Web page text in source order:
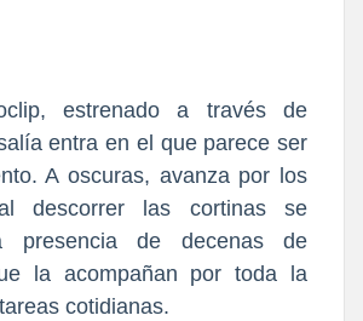
estrenado a través de
entra en el que parece ser
A oscuras, avanza por los
descorrer las cortinas se
presencia de decenas de
la acompañan por toda la
cotidianas.